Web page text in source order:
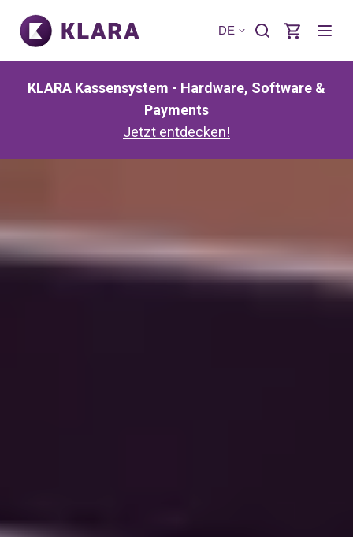
DE
KLARA Kassensystem - Hardware, Software &
Payments
Jetzt entdecken!